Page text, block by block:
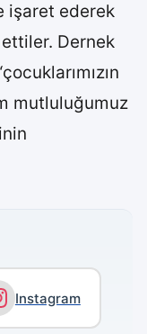
işaret ederek
Dernek
mutluluğumuz
Instagram